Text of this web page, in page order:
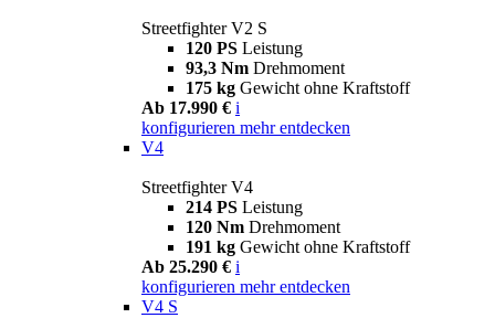
Streetfighter V2 S
120 PS Leistung
93,3 Nm Drehmoment
175 kg Gewicht ohne Kraftstoff
Ab 17.990 € i
konfigurieren mehr entdecken
V4
Streetfighter V4
214 PS Leistung
120 Nm Drehmoment
191 kg Gewicht ohne Kraftstoff
Ab 25.290 € i
konfigurieren mehr entdecken
V4 S